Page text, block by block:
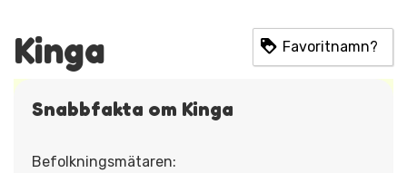
Kinga Favoritnamn?
Snabbfakta om Kinga
Befolkningsmätaren: